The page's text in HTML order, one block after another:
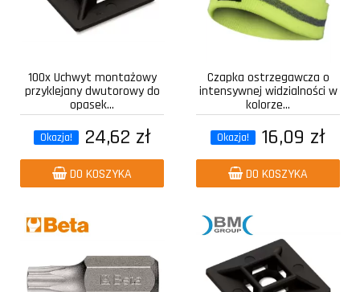
100x Uchwyt montażowy
przyklejany dwutorowy do
opasek...
Okazja! 24,62 zł
DO KOSZYKA
Czapka ostrzegawcza o
intensywnej widzialności w
kolorze...
Okazja! 16,09 zł
DO KOSZYKA